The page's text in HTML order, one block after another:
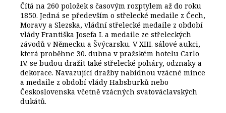
Čítá na 260 položek s časovým rozptylem až do roku
1850. Jedná se především o střelecké medaile z Čech,
Moravy a Slezska, vládní střelecké medaile z období
vlády Františka Josefa I. a medaile ze střeleckých
závodů v Německu a Švýcarsku. V XIII. sálové aukci,
která proběhne 30. dubna v pražském hotelu Carlo
IV. se budou dražit také střelecké poháry, odznaky a
dekorace. Navazující dražby nabídnou vzácné mince
a medaile z období vlády Habsburků nebo
Československa včetně vzácných svatováclavských
dukátů.